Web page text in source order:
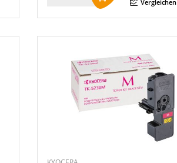
Vergleichen